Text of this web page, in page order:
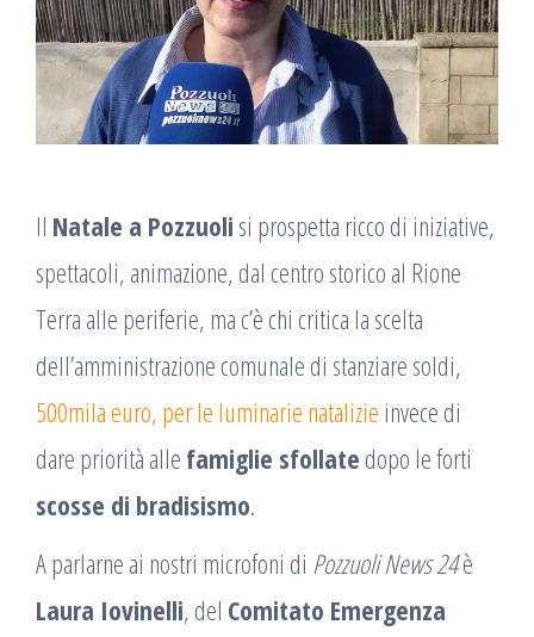
Il Natale a Pozzuoli si prospetta ricco di iniziative,
spettacoli, animazione, dal centro storico al Rione
Terra alle periferie, ma c’è chi critica la scelta
dell’amministrazione comunale di stanziare soldi,
500mila euro, per le luminarie natalizie invece di
dare priorità alle famiglie sfollate dopo le forti
scosse di bradisismo.
A parlarne ai nostri microfoni di Pozzuoli News 24è
Laura Iovinelli, del Comitato Emergenza